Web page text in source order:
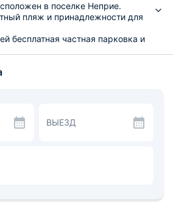
в поселке Неприе.
пляж и принадлежности для
бесплатная частная парковка и
располагает патио,
ВЫЕЗД